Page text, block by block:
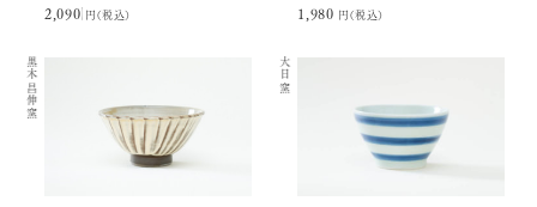
2,090円(税込) 1,980円(税込)
黒木昌伸窯 大日窯